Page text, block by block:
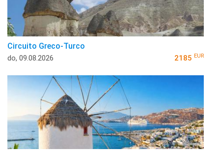
Circuito Greco-Turco
do, 09.08.2026 2185 EUR